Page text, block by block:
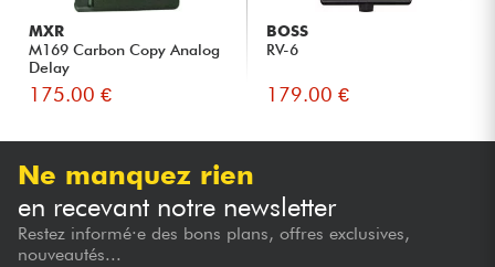
MXR
M169 Carbon Copy Analog
Delay
175.00 €
BOSS
RV-6
179.00 €
Ne manquez rien
en recevant notre newsletter
Restez informé·e des bons plans, offres exclusives,
nouveautés...